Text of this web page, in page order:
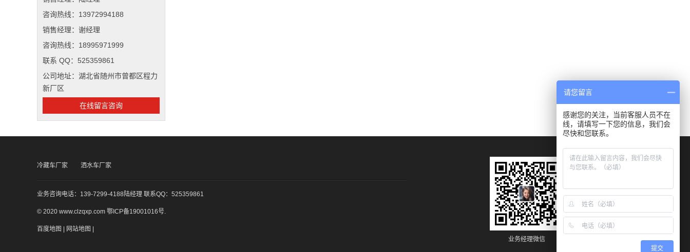
咨询热线：13972994188
销售经理：谢经理
咨询热线：18995971999
联系 QQ：525359861
公司地址：湖北省随州市曾都区程力
新厂区
在线留言咨询
冷藏车厂家 洒水车厂家
业务咨询电话：139-7299-4188陆经理 联系QQ：525359861
© 2020 www.clzqxp.com 鄂ICP备19001016号
百度地图 | 网站地图 |
业务经理微信
请您留言
感谢您的关注，当前客服人员不在
线，请填写一下您的信息，我们会
尽快和您联系。
提交